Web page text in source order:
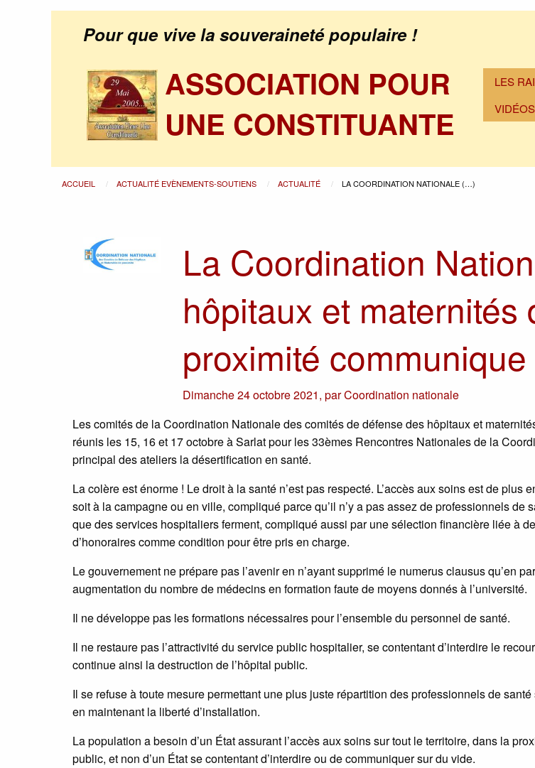
Pour que vive la souveraineté populaire !
ASSOCIATION POUR
UNE CONSTITUANTE
LES
VIDÉOS
ACCUEIL ACTUALITÉ EVÈNEMENTS-SOUTIENS ACTUALITÉ LA COORDINATION NATIONALE (…)
La Coordination
hôpitaux et maternités
proximité communique
Dimanche 24 octobre 2021,parCoordination nationale
Les comités de la Coordination Nationale des comités de défense des hôpitaux et
réunis les 15, 16 et 17 octobre à Sarlat pour les 33èmes Rencontres Nationales de la
principal des ateliers la désertification en santé.
La colère est énorme ! Le droit à la santé n’est pas respecté. L’accès aux soins est de plus
soit à la campagne ou en ville, compliqué parce qu’il n’y a pas assez de professionnels de
que des services hospitaliers ferment, compliqué aussi par une sélection financière liée à
d’honoraires comme condition pour être pris en charge.
Le gouvernement ne prépare pas l’avenir en n’ayant supprimé le numerus clausus qu’en
augmentation du nombre de médecins en formation faute de moyens donnés à l’université.
Il ne développe pas les formations nécessaires pour l’ensemble du personnel de santé.
Il ne restaure pas l’attractivité du service public hospitalier, se contentant d’interdire le
continue ainsi la destruction de l’hôpital public.
Il se refuse à toute mesure permettant une plus juste répartition des professionnels de
en maintenant la liberté d’installation.
La population a besoin d’un État assurant l’accès aux soins sur tout le territoire, dans la
public, et non d’un État se contentant d’interdire ou de communiquer sur du vide.